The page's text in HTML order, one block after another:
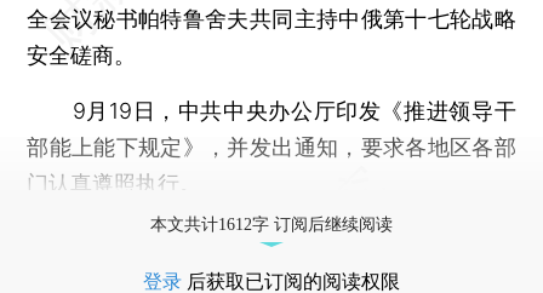
全会议秘书帕特鲁舍夫共同主持中俄第十七轮战略
安全磋商。
9月19日，中共中央办公厅印发《推进领导干
部能上能下规定》，并发出通知，要求各地区各部
门认真遵照执行。
本文共计1612字 订阅后继续阅读
登录 后获取已订阅的阅读权限